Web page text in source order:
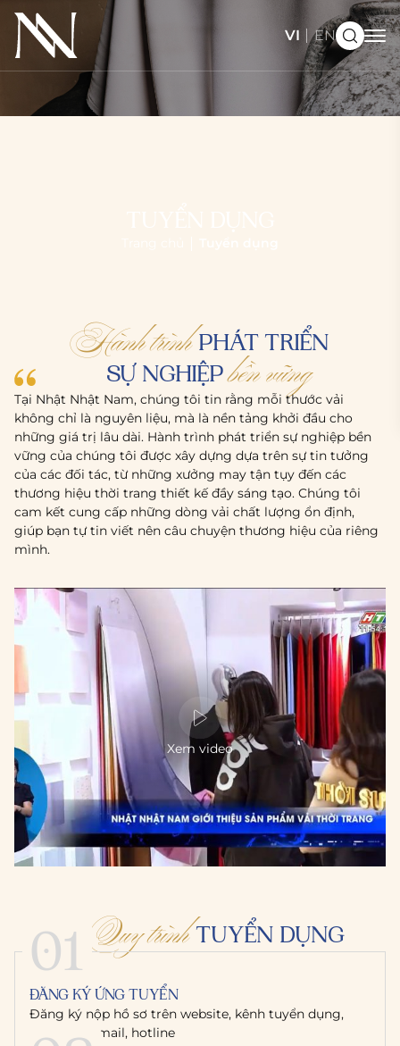
VI EN
Hành trìnhPHÁT TRIỂN
SỰ NGHIỆPbền vững
Tại Nhật Nhật Nam, chúng tôi tin rằng mỗi thước vải
không chỉ là nguyên liệu, mà là nền tảng khởi đầu cho
những giá trị lâu dài. Hành trình phát triển sự nghiệp bền
vững của chúng tôi được xây dựng dựa trên sự tin tưởng
của các đối tác, từ những xưởng may tận tụy đến các
thương hiệu thời trang thiết kế đầy sáng tạo. Chúng tôi
cam kết cung cấp những dòng vải chất lượng ổn định,
giúp bạn tự tin viết nên câu chuyện thương hiệu của riêng
mình.
Xem video
Quy trìnhTUYỂN DỤNG
01
ĐĂNG KÝ ỨNG TUYỂN
Đăng ký nộp hồ sơ trên website, kênh tuyển dụng,
hoặc qua email, hotline